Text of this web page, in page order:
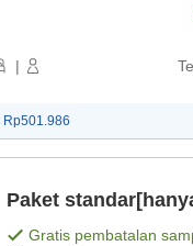
|
Rp501.986
Paket
Gratis pembatalan